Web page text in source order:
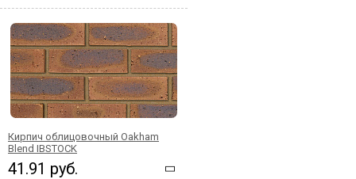
Кирпич облицовочный Oakham
Blend IBSTOCK
41.91 руб.